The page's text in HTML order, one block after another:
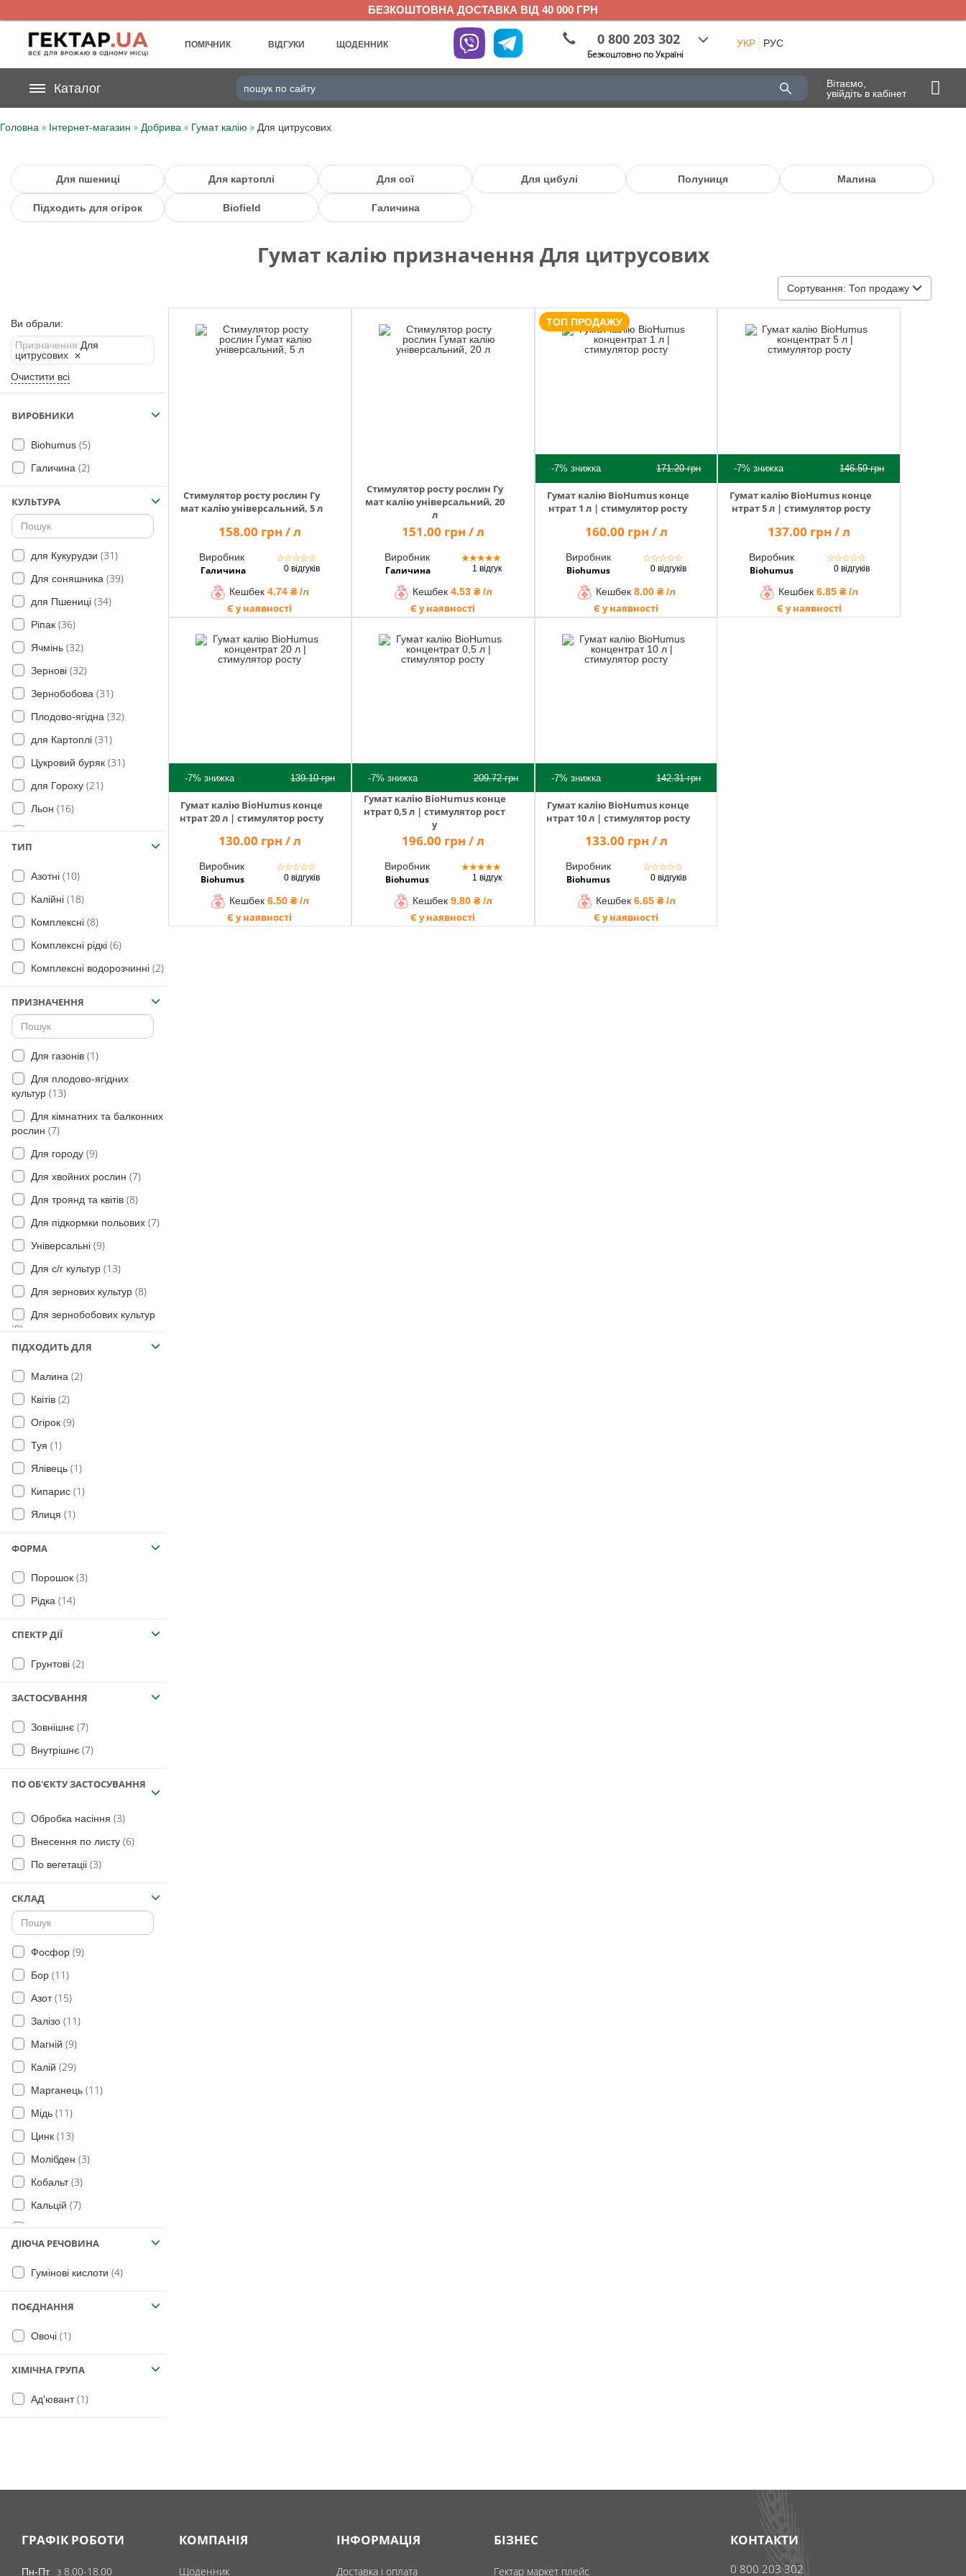
БЕЗКОШТОВНА ДОСТАВКА ВІД 40 000 ГРН
ПОМІЧНИК ВІДГУКИ ЩОДЕННИК 0 800 203 302
Безкоштовно по Україні
УКР РУС
UA
На вашому
бонусному рахунку
Щоденник
Доставка
Помічник
0 800 203
302
по Україні
+38 (096) 733
733 0
733 0
+38 (093) 733
733 0
info@hectare.ua
Каталог
Вітаємо,
увійдіть в кабінет
Головна » Інтернет-магазин » Добрива » Гумат калію » Для цитрусових
Для пшениці Для картоплі Для сої Для цибулі Полуниця Малина
Підходить для огірок Biofield Галичина
Гумат калію призначення Для цитрусових
Ви обрали:
Призначення:Для
цитрусових
Очистити всі
ВИРОБНИКИ
Biohumus (5)
Галичина (2)
КУЛЬТУРА
для Кукурудзи (31)
Для соняшника (39)
для Пшениці (34)
Ріпак (36)
Ячмінь (32)
Зернові (32)
Зернобобова (31)
Плодово-ягідна (32)
для Картоплі (31)
Цукровий буряк (31)
для Гороху (21)
Льон (16)
для Сої(21)
для Цибулі
Морква(17)
Овочі(33)
Плоди(29)
для Винограду(29)
Ягідна(20)
Томат(4)
Полуниця(2)
Сорго
Просо(3)
Овес(3)
Жито(2)
Баштанні(3)
Плодові(1)
Кукурудза(3)
ТИП
Азотні (10)
Калійні (18)
Комплексні (8)
Комплексні рідкі (6)
Комплексні водорозчинні (2)
ПРИЗНАЧЕННЯ
Для газонів (1)
Для плодово-ягідних
культур (13)
Для кімнатних та балконних
рослин (7)
Для городу (9)
Для хвойних рослин (7)
Для троянд та квітів (8)
Для підкормки польових (7)
Універсальні (9)
Для с/г культур (13)
Для зернових культур (8)
Для зернобобових культур
(8)
Для плодово-ягідних
Для вічнозелених рослин
Для квітів і троянд
Для декоративних рослин
ПІДХОДИТЬ ДЛЯ
Малина (2)
Квітів (2)
Огірок (9)
Туя (1)
Ялівець (1)
Кипарис (1)
Ялиця (1)
ФОРМА
Порошок (3)
Рідка (14)
СПЕКТР ДІЇ
Грунтові (2)
ЗАСТОСУВАННЯ
Зовнішнє (7)
Внутрішнє (7)
ПО ОБ'ЄКТУ ЗАСТОСУВАННЯ
Обробка насіння (3)
Внесення по листу (6)
По вегетаціі (3)
СКЛАД
Фосфор (9)
Бор (11)
Азот(15)
Залізо (11)
Магній (9)
Калій (29)
Марганець (11)
Мідь (11)
Цинк (13)
Молібден (3)
Кобальт(3)
Кальцій (7)
(26)
Фульвові кислоти(5)
ДІЮЧА РЕЧОВИНА
Гумінові кислоти (4)
ПОЄДНАННЯ
Овочі (1)
ХІМІЧНА ГРУПА
Ад'ювант(1)
Сортування: Топ продажу
Стимулятор росту рослин Гу
мат калію універсальний, 5 л
158.00 грн / л
Виробник
Галичина
☆☆☆☆☆
0 відгуків
Кешбек 4.74 ₴ /л
Є у наявності
Стимулятор росту рослин Гу
мат калію універсальний, 20
л
151.00 грн / л
Виробник
Галичина
★★★★★
1 відгук
Кешбек 4.53 ₴ /л
Є у наявності
ТОП ПРОДАЖУ
-7% знижка 171.20грн
Гумат калію BioHumus конце
нтрат 1 л | стимулятор росту
160.00 грн / л
Виробник
Biohumus
☆☆☆☆☆
0 відгуків
Кешбек 8.00 ₴ /л
Є у наявності
-7% знижка 146.59грн
Гумат калію BioHumus конце
нтрат 5 л | стимулятор росту
137.00 грн / л
Виробник
Biohumus
☆☆☆☆☆
0 відгуків
Кешбек6.85 ₴ /л
Є у наявності
-7% знижка 139.10грн
Гумат калію BioHumus конце
нтрат 20 л | стимулятор росту
130.00 грн / л
Виробник
Biohumus
☆☆☆☆☆
0 відгуків
Кешбек 6.50 ₴ /л
Є у наявності
-7% знижка 209.72грн
Гумат калію BioHumus конце
нтрат 0,5 л | стимулятор рост
у
196.00 грн / л
Виробник
Biohumus
★★★★★
1 відгук
Кешбек 9.80 ₴ /л
Є у наявності
-7% знижка 142.31грн
Гумат калію BioHumus конце
нтрат 10 л | стимулятор росту
133.00 грн / л
Виробник
Biohumus
☆☆☆☆☆
0 відгуків
Кешбек 6.65 ₴ /л
Є у наявності
ГРАФІК РОБОТИ
Пн-Пт з 8.00-18.00
КОМПАНІЯ
Щоденник
ІНФОРМАЦІЯ
Доставка і оплата
БІЗНЕС
Гектар маркет плейс
КОНТАКТИ
0 800 203 302